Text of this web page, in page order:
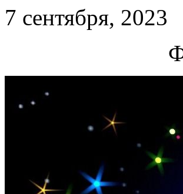
7 сентября, 2023